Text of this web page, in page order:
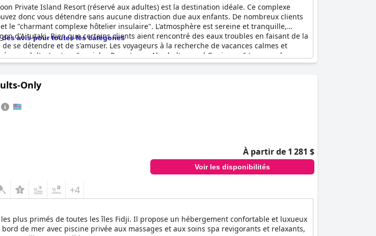
Private Island Resort (réservé aux adultes) est la destination idéale. Ce complexe
donc vous détendre sans aucune distraction due aux enfants. De nombreux clients
le "charmant complexe hôtelier insulaire". L'atmosphère est sereine et tranquille,
d'Aitutaki. Bien que certains clients aient rencontré des eaux troubles en faisant de la
se détendre et de s'amuser. Les voyageurs à la recherche de vacances calmes et
adultes) est un "geniales Resort zum Abschalten und Geniessen" (un complexe
des avis pour toutes les catégories
Only
À partir de 1 281 $
Voir les disponibilités
+4
plus primés de toutes les îles Fidji. Il propose un hébergement confortable et luxueux
de mer avec piscine privée aux massages et aux soins spa revigorants et relaxants,